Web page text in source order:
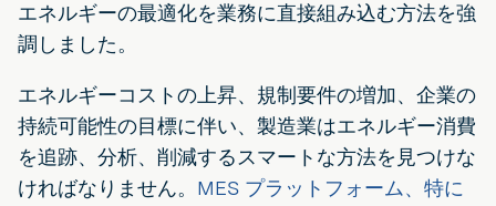
エネルギーの最適化を業務に直接組み込む方法を強
調しました。
エネルギーコストの上昇、規制要件の増加、企業の
持続可能性の目標に伴い、製造業はエネルギー消費
を追跡、分析、削減するスマートな方法を見つけな
ければなりません。 MES プラットフォーム、特に